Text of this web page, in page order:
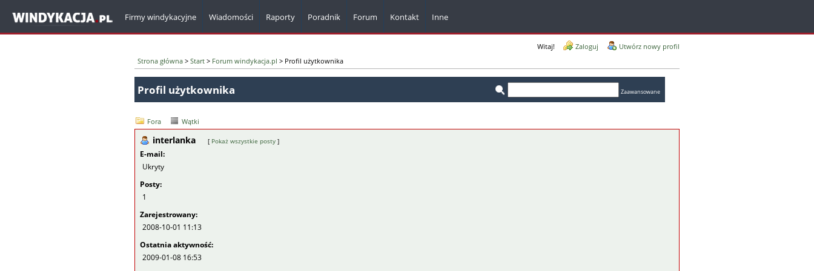
Firmy windykacyjne Wiadomości Raporty Poradnik Forum Kontakt Inne
Dla webmasterów
Witaj! Zaloguj
Utwórz nowy profil
Strona główna > Start > Forum windykacja.pl > Profil użytkownika
Zaawansowane
Profil użytkownika
Fora Wątki
interlanka [ Pokaż wszystkie posty ]
E-mail:
Ukryty
Posty:
1
Zarejestrowany:
2008-10-01 11:13
Ostatnia aktywność:
2009-01-08 16:53